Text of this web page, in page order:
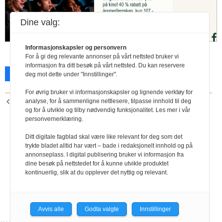
Facebook X Skriv ut
FORRIGE ARTIKKEL
Nordea
Dine valg:
Informasjonskapsler og personvern
For å gi deg relevante annonser på vårt nettsted bruker vi
informasjon fra ditt besøk på vårt nettsted. Du kan reservere
deg mot dette under "Innstillinger".
For øvrig bruker vi informasjonskapsler og lignende verktøy for
analyse, for å sammenligne nettlesere, tilpasse innhold til deg
og for å utvikle og tilby nødvendig funksjonalitet. Les mer i vår
personvernerklæring.
Ditt digitale fagblad skal være like relevant for deg som det
trykte bladet alltid har vært – bade i redaksjonelt innhold og på
annonseplass. I digital publisering bruker vi informasjon fra
dine besøk på nettstedet for å kunne utvikle produktet
kontinuerlig, slik at du opplever det nyttig og relevant.
Avvis alle Godta valgte Innstillinger